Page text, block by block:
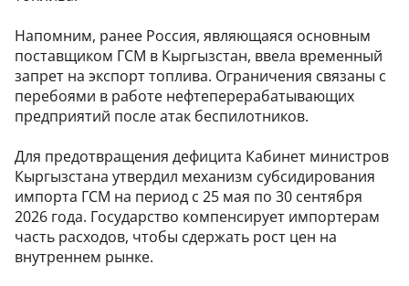
Напомним, ранее Россия, являющаяся основным
поставщиком ГСМ в Кыргызстан, ввела временный
запрет на экспорт топлива. Ограничения связаны с
перебоями в работе нефтеперерабатывающих
предприятий после атак беспилотников.
Для предотвращения дефицита Кабинет министров
Кыргызстана утвердил механизм субсидирования
импорта ГСМ на период с 25 мая по 30 сентября
2026 года. Государство компенсирует импортерам
часть расходов, чтобы сдержать рост цен на
внутреннем рынке.